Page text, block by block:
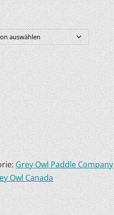
Grey Owl Paddle Company
Owl Canada